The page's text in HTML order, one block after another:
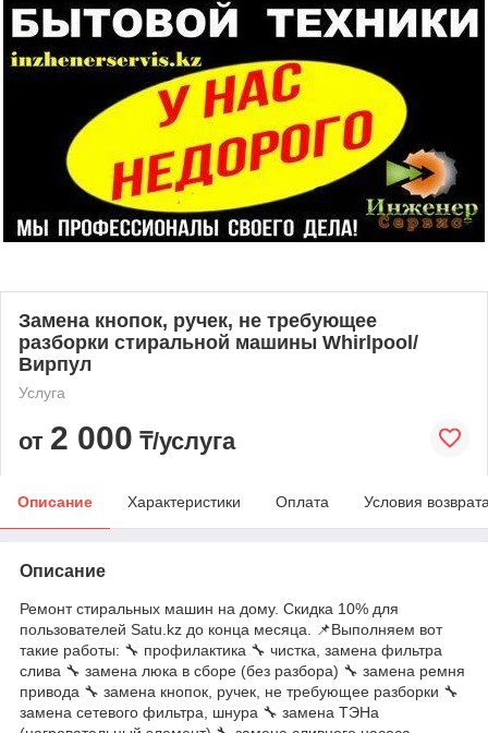
Замена кнопок, ручек, не требующее
разборки стиральной машины Whirlpool/
Вирпул
Услуга
от 2 000 ₸/услуга
Описание Характеристики Оплата Условия
Описание
Ремонт стиральных машин на дому. Скидка 10% для
пользователей Satu.kz до конца месяца. 📌Выполняем вот
такие работы: 🔧 профилактика 🔧 чистка, замена фильтра
слива 🔧 замена люка в сборе (без разбора) 🔧 замена ремня
привода 🔧 замена кнопок, ручек, не требующее разборки 🔧
замена сетевого фильтра, шнура 🔧 замена ТЭНа